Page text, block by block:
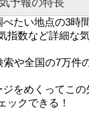
予報の特長
たい地点の3時
指数など詳細な
索や全国の7万件
をめくってこの
ックできる！